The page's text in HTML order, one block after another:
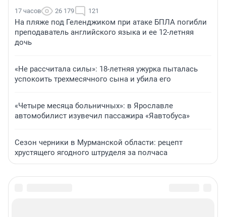
17 часов 26 179 121
На пляже под Геленджиком при атаке БПЛА погибли
преподаватель английского языка и ее 12-летняя
дочь
«Не рассчитала силы»: 18-летняя ужурка пыталась
успокоить трехмесячного сына и убила его
«Четыре месяца больничных»: в Ярославле
автомобилист изувечил пассажира «Яавтобуса»
Сезон черники в Мурманской области: рецепт
хрустящего ягодного штруделя за полчаса